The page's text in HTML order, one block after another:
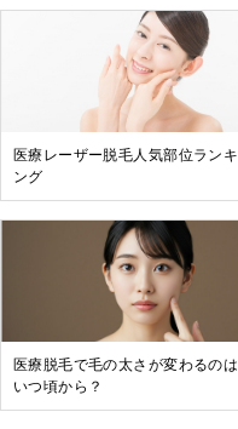
医療レーザー脱毛人気部位ランキ
ング
医療脱毛で毛の太さが変わるのは
いつ頃から？